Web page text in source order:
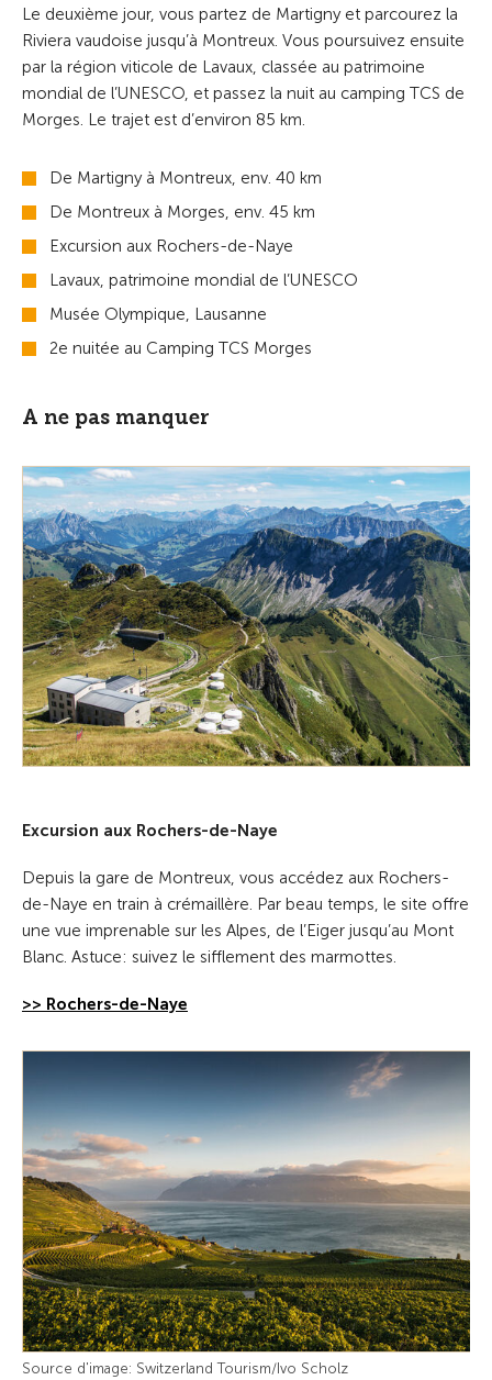
Le deuxième jour, vous partez de Martigny et parcourez la
Riviera vaudoise jusqu’à Montreux. Vous poursuivez ensuite
par la région viticole de Lavaux, classée au patrimoine
mondial de l’UNESCO, et passez la nuit au camping TCS de
Morges. Le trajet est d’environ 85 km.
De Martigny à Montreux, env. 40 km
De Montreux à Morges, env. 45 km
Excursion aux Rochers-de-Naye
Lavaux, patrimoine mondial de l’UNESCO
Musée Olympique, Lausanne
2e nuitée au Camping TCS Morges
A ne pas manquer
Excursion aux Rochers-de-Naye
Depuis la gare de Montreux, vous accédez aux Rochers-
de-Naye en train à crémaillère. Par beau temps, le site offre
une vue imprenable sur les Alpes, de l’Eiger jusqu’au Mont
Blanc. Astuce: suivez le sifflement des marmottes.
>> Rochers-de-Naye
Source d'image: Switzerland Tourism/Ivo Scholz